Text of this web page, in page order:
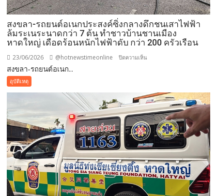
สงขลา-รถยนต์อเนกประสงค์ซิ่งกลางดึกชนเสาไฟฟ้า
ล้มระเนระนาดกว่า 7 ต้น ทำชาวบ้านชานเมือง
หาดใหญ่ เดือดร้อนหนักไฟฟ้าดับ กว่า 200 ครัวเรือน
23/06/2026 @hotnewstimeonline ปิดความเห็น
ซิ่ง
กลาง
ดึก
ชน
เสา
ไฟฟ้า
ล้ม
ระเนระนาด
สงขลา-รถยนต์อเนก...
อุบัติเหตุ